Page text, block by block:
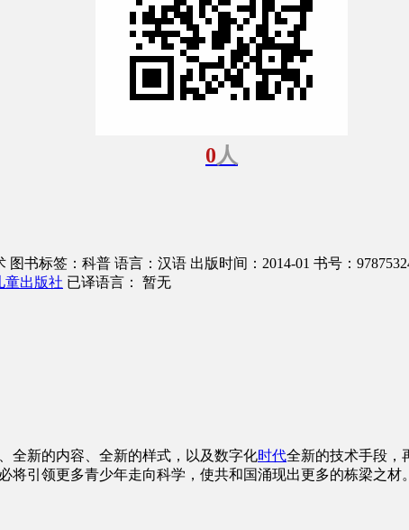
0人
图书标签：科普 语言：汉语 出版时间：2014-01 书号：
童出版社 已译语言： 暂无
全新的内容、全新的样式，以及数字化时代全新的技术手段，
引领更多青少年走向科学，使共和国涌现出更多的栋梁之材。